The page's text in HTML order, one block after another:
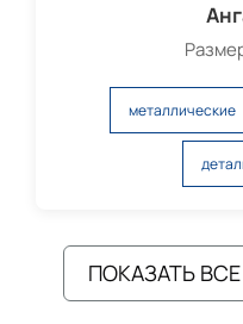
металлические
ПОКАЗАТЬ